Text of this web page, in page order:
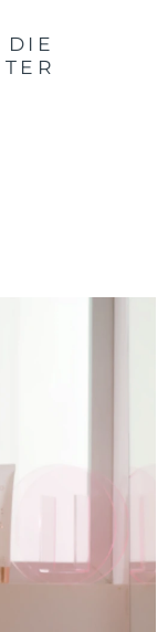
DIE